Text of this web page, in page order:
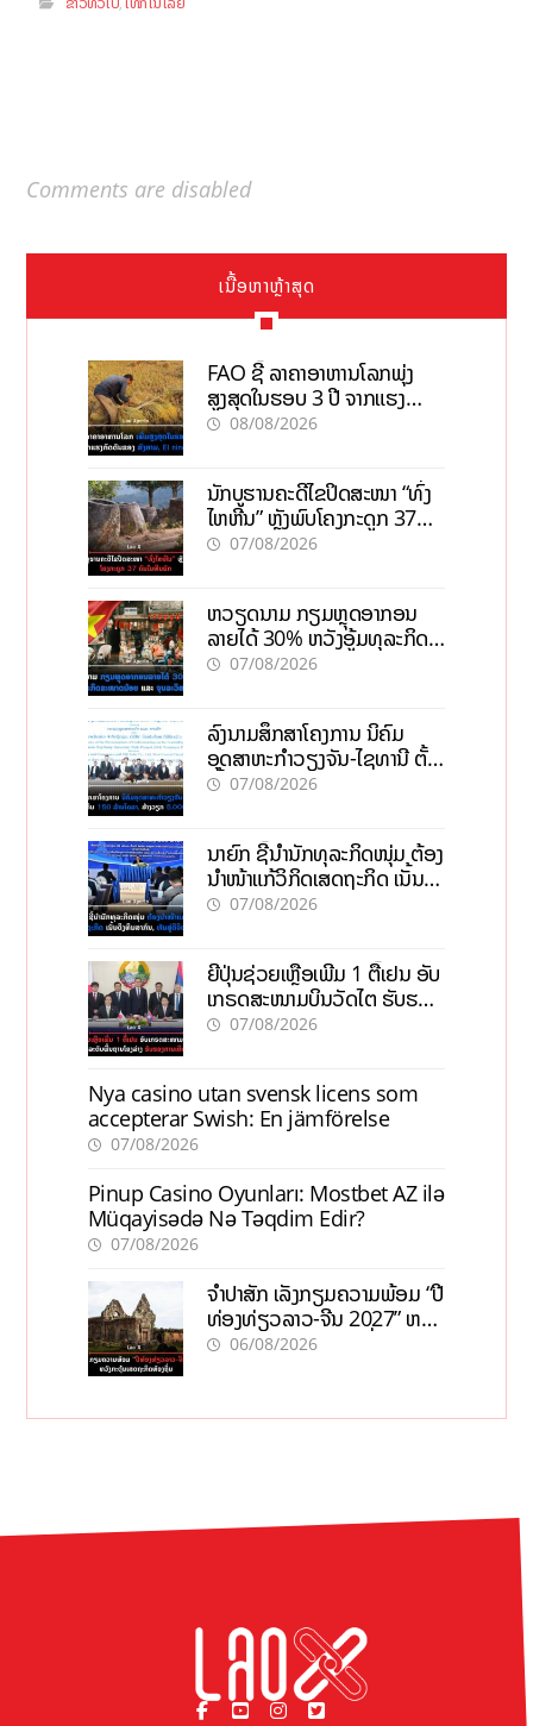
Comments are disabled
ເນື້ອຫາຫຼ້າສຸດ
FAO ຊີ້ ລາຄາອາຫານໂລກພຸ່ງ
ສູງສຸດໃນຮອບ 3 ປີ ຈາກແຮງ
ກົດດັນຂອງສົງຄາມ, El nino
08/08/2026
ນັກບູຮານຄະດີໄຂປິດສະໜາ “ທົ່ງ
ໄຫຫີນ” ຫຼັງພົບໂຄງກະດູກ 37
ຄົນໃນຫີນຍັກ
07/08/2026
ຫວຽດນາມ ກຽມຫຼຸດອາກອນ
ລາຍໄດ້ 30% ຫວັງອູ້ມທຸລະກິດ
ຂະໜາດນ້ອຍ ແລະ ຈຸນລະ
07/08/2026
ລົງນາມສຶກສາໂຄງການ ນິຄົມ
ອຸດສາຫະກຳວຽງຈັນ-ໄຊທານີ ຕັ້ງ
ເປົ້າດຶງທຶນ 150 ລ້ານໂດລາ, ສ້າງ
07/08/2026
ນາຍົກ ຊີ້ນຳນັກທຸລະກິດໜຸ່ມ ຕ້ອງ
ນຳໜ້າແກ້ວິກິດເສດຖະກິດ ເນັ້ນດຶງ
ທຶນສາກົນ, ຫັນສູ່ດິຈິຕອນ
07/08/2026
ຍີ່ປຸ່ນຊ່ວຍເຫຼືອເພີ່ມ 1 ຕື້ເຢນ ອັບ
ເກຣດສະໜາມບິນວັດໄຕ ຮັບຮອງ
ການເຕີບໂຕ
07/08/2026
Nya casino utan svensk licens som
accepterar Swish: En jämförelse
07/08/2026
Pinup Casino Oyunları: Mostbet AZ ilə
Müqayisədə Nə Təqdim Edir?
07/08/2026
ຈຳປາສັກ ເລັ່ງກຽມຄວາມພ້ອມ “ປີ
ທ່ອງທ່ຽວລາວ-ຈີນ 2027” ຫວັງ
ກະຕຸ້ນເສດຖະກິດທ້ອງຖິ່ນ
06/08/2026